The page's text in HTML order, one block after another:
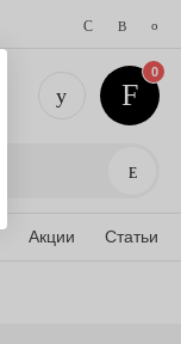
Поиск
+7 (901)
0
Акции Статьи